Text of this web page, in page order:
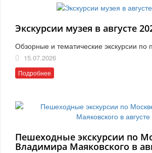
Экскурсии музея в августе
Обзорные и тематические экскурсии
15.07.2026
Подробнее
Пешеходные экскурсии по
Владимира Маяковского в